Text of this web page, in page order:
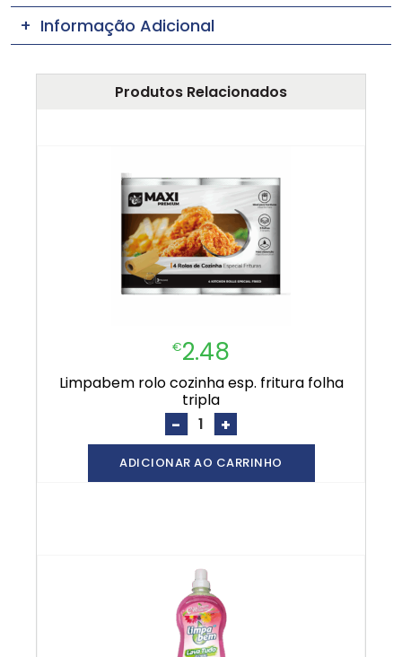
Informação Adicional
Produtos Relacionados
€2.48
limpabem rolo cozinha esp. fritura folha
tripla
- +
ADICIONAR AO CARRINHO